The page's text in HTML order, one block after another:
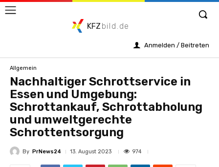
KFZ bild.de
Anmelden / Beitreten
Allgemein
Nachhaltiger Schrottservice in
Essen und Umgebung:
Schrottankauf, Schrottabholung
und umweltgerechte
Schrottentsorgung
By PrNews24 13. August 2023 974